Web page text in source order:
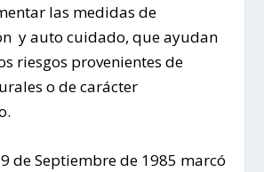
las medidas de
y auto cuidado, que ayudan
riesgos provenientes de
o de carácter
de Septiembre de 1985 marcó